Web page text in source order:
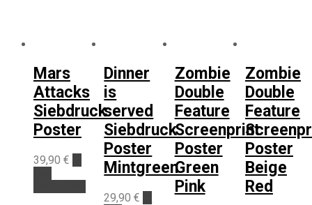
Mars
Attacks
Siebdruck
Poster
39,90 €
Dinner
is
served
Siebdruck
Poster
Mintgreen
29,90€
Zombie
Double
Feature
Screenprint
Poster
Green
Pink
Zombie
Double
Feature
Poster
Beige
Red